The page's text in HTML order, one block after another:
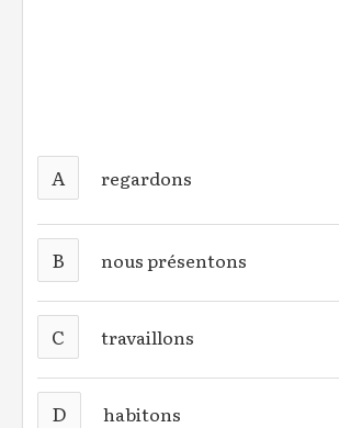
A regardons
B nous présentons
C travaillons
D habitons